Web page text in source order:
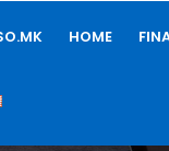
HOME